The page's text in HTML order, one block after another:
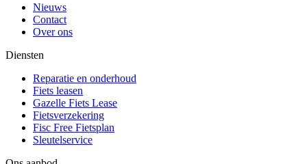
Nieuws
Contact
Over ons
Diensten
Reparatie en onderhoud
Fiets leasen
Gazelle Fiets Lease
Fietsverzekering
Fisc Free Fietsplan
Sleutelservice